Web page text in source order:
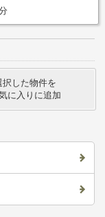
択した物件を
に入りに追加